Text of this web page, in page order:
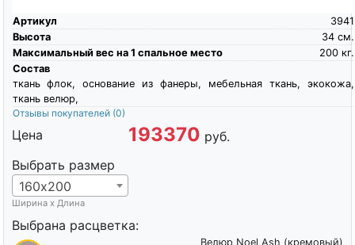
Артикул
3941
Высота
см.
34
Максимальный вес на 1 спальное место
кг.
200
Состав
ткань флок, основание из фанеры, мебельная ткань, экокожа,
ткань велюр,
Отзывы покупателей (0)
Цена 193370 руб.
Выбрать размер
160х200
Ширина х Длина
Выбрана расцветка:
Велюр Noel Ash (кремовый)